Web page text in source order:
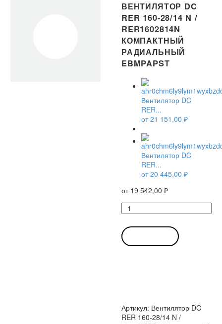
ВЕНТИЛЯТОР DC
RER 160-28/14 N /
RER1602814N
КОМПАКТНЫЙ
РАДИАЛЬНЫЙ
EBMPAPST
Вентилятор DC
RER...
от21 151,00 ₽
Вентилятор DC
RER...
от20 445,00 ₽
от 19 542,00 ₽
Количество
товара
Вентилятор
DC
RER
радиальный
Ebmpapst
Артикул: Вентилятор DC
RER 160-28/14 N /